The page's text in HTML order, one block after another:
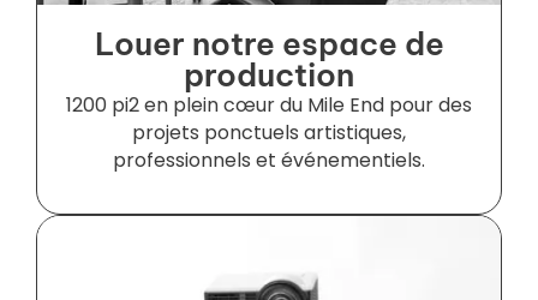
Louer notre espace de
production
1200 pi2 en plein cœur du Mile End pour des
projets ponctuels artistiques,
professionnels et événementiels.